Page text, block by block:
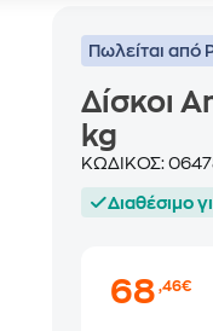
Πωλείται από
Δίσκοι
kg
ΚΩΔΙΚΟΣ:
Διαθέσιμο
68,46€